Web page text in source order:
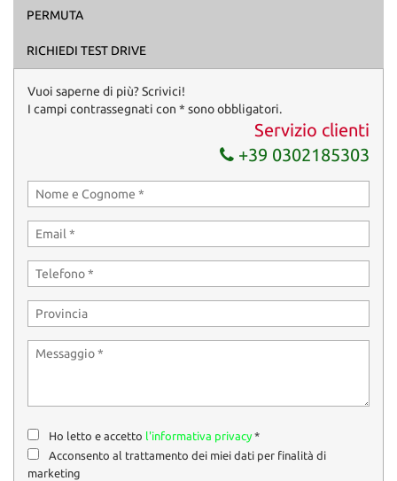
Acconsento al trattamento dei miei dati per finalità di
PERMUTA
RICHIEDI TEST DRIVE
Vuoi saperne di più? Scrivici!
I campi contrassegnati con * sono obbligatori.
Servizio clienti
+39 0302185303
Ho letto e accetto l'informativa privacy*
Acconsento al trattamento dei miei dati per finalità di
marketing